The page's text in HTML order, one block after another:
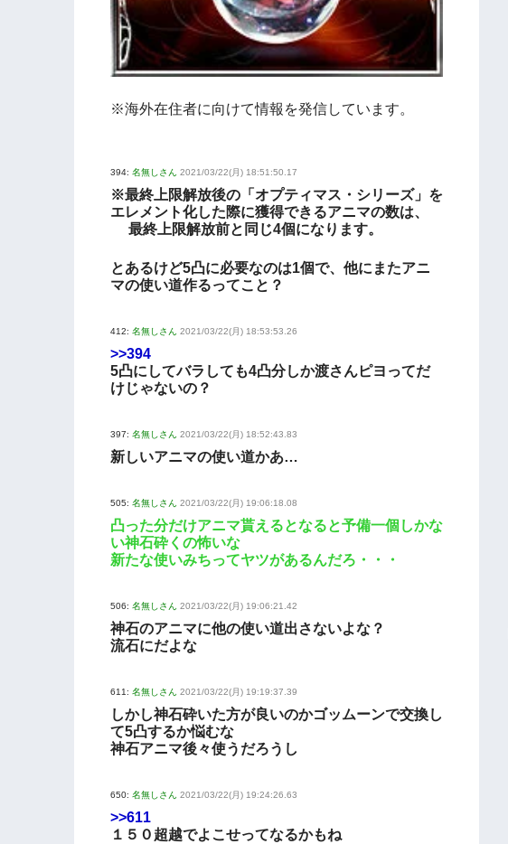
※海外在住者に向けて情報を発信しています。
394: 名無しさん 2021/03/22(月) 18:51:50.17
※最終上限解放後の「オプティマス・シリーズ」を
エレメント化した際に獲得できるアニマの数は、
最終上限解放前と同じ4個になります。
とあるけど5凸に必要なのは1個で、他にまたアニ
マの使い道作るってこと？
412: 名無しさん 2021/03/22(月) 18:53:53.26
>>394
5凸にしてバラしても4凸分しか渡さんピヨってだ
けじゃないの？
397: 名無しさん 2021/03/22(月) 18:52:43.83
新しいアニマの使い道かあ…
505: 名無しさん 2021/03/22(月) 19:06:18.08
凸った分だけアニマ貰えるとなると予備一個しかな
い神石砕くの怖いな
新たな使いみちってヤツがあるんだろ・・・
506: 名無しさん 2021/03/22(月) 19:06:21.42
神石のアニマに他の使い道出さないよな？
流石にだよな
611: 名無しさん 2021/03/22(月) 19:19:37.39
しかし神石砕いた方が良いのかゴッムーンで交換し
て5凸するか悩むな
神石アニマ後々使うだろうし
650: 名無しさん 2021/03/22(月) 19:24:26.63
>>611
１５０超越でよこせってなるかもね